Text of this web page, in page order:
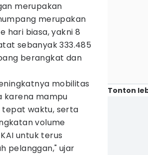
merupakan
merupakan
hari biasa, yakni 8
sebanyak 333.485
berangkat dan
mobilitas
karena mampu
tepat waktu, serta
volume
untuk terus
pelanggan," ujar
Tonton